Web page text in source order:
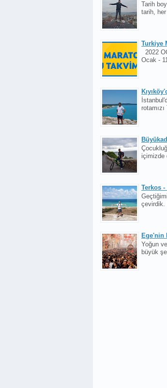
Tarih
tarih,
Turkiye
2022
Ocak -
içimizde
Terkos
çevirdik.
Ege'nin
Yoğun
büyük